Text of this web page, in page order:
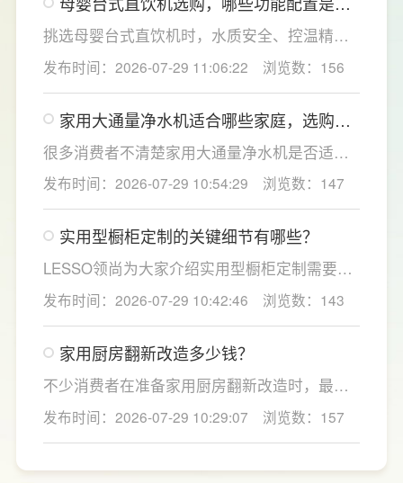
饮水，不仅满足厨房多场景用水需求，还有助
于延长滤芯使用寿命。
娃家庭必不可少的？
挑选母婴台式直饮机时，水质安全、控温精准
度是宝妈群体最关心的核心需求，接下来
LESSO领尚为大家讲解适合母婴家庭的必备功
能配置。母婴冲奶、辅食、直饮对水温要求不
同，机型需搭载多档精准控温功能，45℃低温
冲奶、85℃泡辅食、100℃沸水冲泡茶饮一键
切换，不用反复烧水兑冷水，呵护宝宝娇嫩肠
胃。
发布时间：2026-07-29 11:06:22 浏览数：156
家用大通量净水机适合哪些家庭，选购时
如何匹配用水场景吗？
很多消费者不清楚家用大通量净水机是否适配
自家户型，LESSO领尚建议，选购前一定要结
合家庭用水场景判断。家用大通量净水机更适
合常住人口多、用水需求大的家庭，比如三口
及以上之家，或是经常泡茶、冲奶、清洗果
蔬，需要持续大量净水的用户。小户型、单人
居住、日常用水量少的家庭，无需盲目追求超
大通量，避免功能过剩造成浪费。
发布时间：2026-07-29 10:54:29 浏览数：147
实用型橱柜定制的关键细节有哪些？
LESSO领尚为大家介绍实用型橱柜定制需要关
注的几个关键细节：实用型橱柜定制应结合厨
房面积和家庭烹饪习惯进行规划，合理划分
洗、切、炒动线，提升下厨效率；同时充分利
用吊柜、地柜、高柜等收纳空间，并配置抽屉
分区、拉篮、转角收纳等功能设计，提高空间
利用率。
发布时间：2026-07-29 10:42:46 浏览数：143
家用厨房翻新改造多少钱？
不少消费者在准备家用厨房翻新改造时，最关
心的问题莫过于“家用厨房翻新改造多少钱”，接
下来LESSO领尚为大家解答一下。事实上，厨
房改造费用并没有统一标准，通常会受到改造
范围、空间面积、材料品质、功能配置以及是
发布时间：2026-07-29 10:29:07 浏览数：157